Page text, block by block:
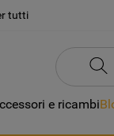
tutti
e ricambi